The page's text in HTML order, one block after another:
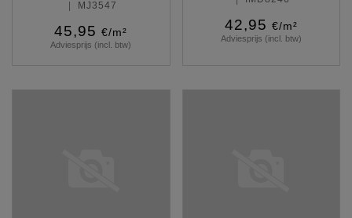
MJ3547
45,95 €/m²
Adviesprijs (incl. btw)
42,95 €/m²
Adviesprijs (incl. btw)